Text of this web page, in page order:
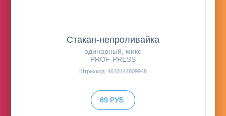
Стакан-непроливайка
одинарный, микс
PROF-PRESS
Штрихкод: 4610144809948
89 РУБ.